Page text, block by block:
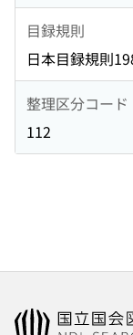
目録規則
日本目録規則
整理区分コード
112